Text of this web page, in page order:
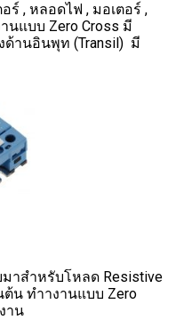
ร์ , หลอดไฟ , มอเตอร์ ,
นแบบ Zero Cross มี
ด้านอินพุท (Transil) มี
าสำหรับโหลด Resistive
ต้น ทำางานแบบ Zero
าน